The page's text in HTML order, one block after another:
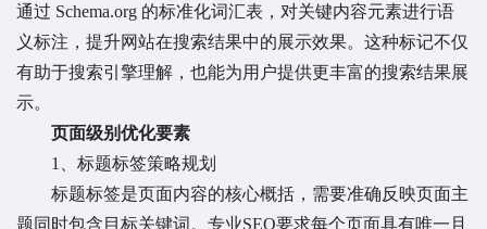
通过 Schema.org 的标准化词汇表，对关键内容元素进行语
义标注，提升网站在搜索结果中的展示效果。这种标记不仅
有助于搜索引擎理解，也能为用户提供更丰富的搜索结果展
示。
页面级别优化要素
1、标题标签策略规划
标题标签是页面内容的核心概括，需要准确反映页面主
题同时包含目标关键词。专业SEO要求每个页面具有唯一且